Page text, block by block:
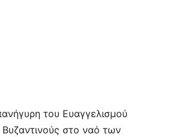
του Ευαγγελισμού
Βυζαντινούς στο ναό των